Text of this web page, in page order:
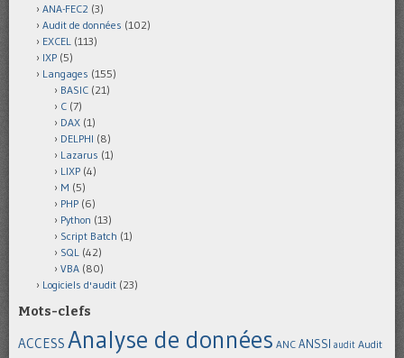
ANA-FEC2 (3)
Audit de données (102)
EXCEL (113)
IXP (5)
Langages (155)
BASIC (21)
C (7)
DAX (1)
DELPHI (8)
Lazarus (1)
LIXP (4)
M (5)
PHP (6)
Python (13)
Script Batch (1)
SQL (42)
VBA (80)
Logiciels d'audit (23)
Mots-clefs
ACCESS Analyse de données ANC ANSSI audit Audit